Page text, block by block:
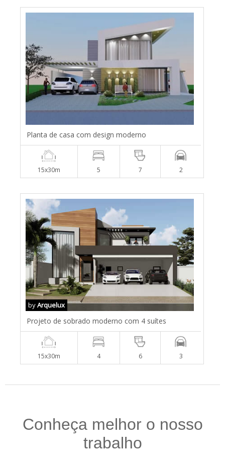
Planta de casa com design moderno
15x30m 5 7 2
byArquelux
Projeto de sobrado moderno com 4 suítes
15x30m 4 6 3
Conheça melhor o nosso
trabalho